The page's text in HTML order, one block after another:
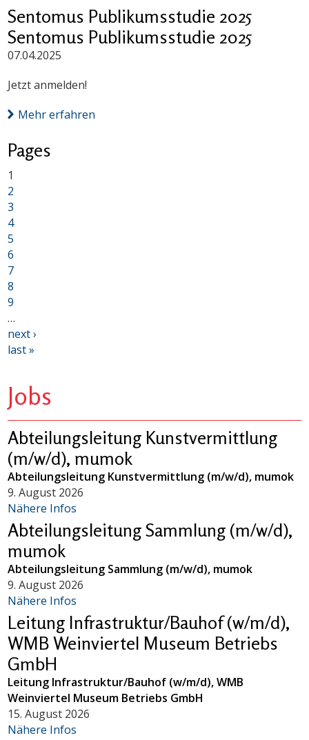
Sentomus Publikumsstudie 2025
Sentomus Publikumsstudie 2025
07.04.2025
Jetzt anmelden!
Mehr erfahren
Pages
1
2
3
4
5
6
7
8
9
…
next ›
last »
Jobs
Abteilungsleitung Kunstvermittlung
(m/w/d), mumok
Abteilungsleitung Kunstvermittlung (m/w/d), mumok
9. August 2026
Nähere Infos
Abteilungsleitung Sammlung (m/w/d),
mumok
Abteilungsleitung Sammlung (m/w/d), mumok
9. August 2026
Nähere Infos
Leitung Infrastruktur/Bauhof (w/m/d),
WMB Weinviertel Museum Betriebs
GmbH
Leitung Infrastruktur/Bauhof (w/m/d), WMB
Weinviertel Museum Betriebs GmbH
15. August 2026
Nähere Infos